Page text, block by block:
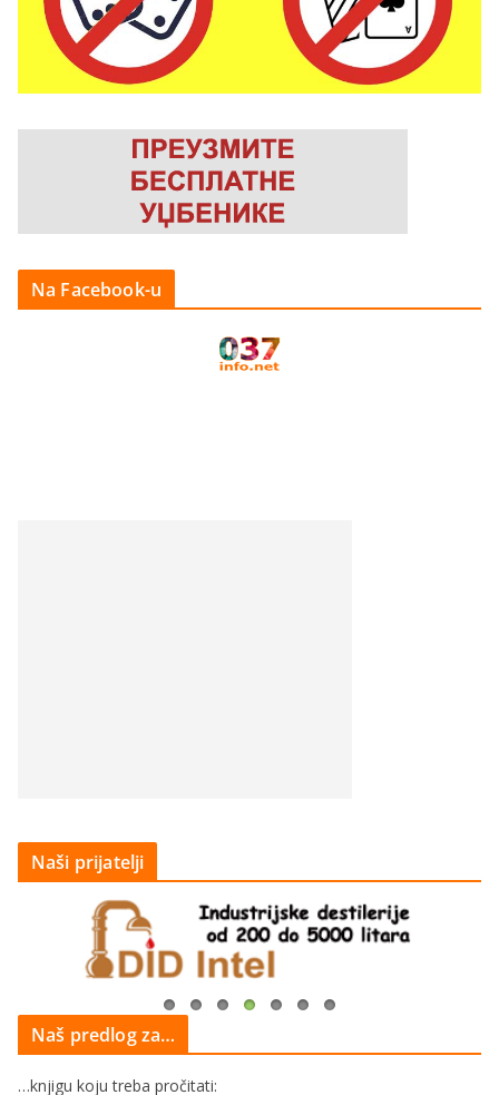
Na Facebook-u
Naši prijatelji
Naš predlog za…
…knjigu koju treba pročitati: